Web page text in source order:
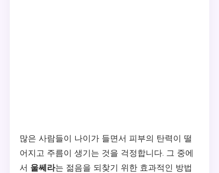
많은 사람들이 나이가 들면서 피부의 탄력이 떨
어지고 주름이 생기는 것을 걱정합니다. 그 중에
서 울쎄라는 젊음을 되찾기 위한 효과적인 방법